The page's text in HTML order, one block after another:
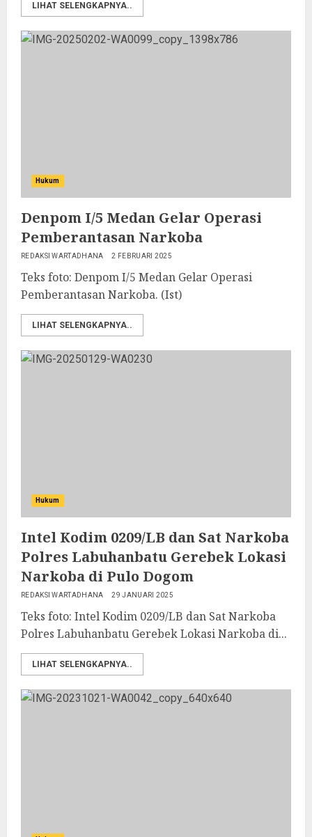
LIHAT SELENGKAPNYA..
Hukum
Denpom I/5 Medan Gelar Operasi
Pemberantasan Narkoba
REDAKSI WARTADHANA 2 FEBRUARI 2025
Teks foto: Denpom I/5 Medan Gelar Operasi
Pemberantasan Narkoba. (Ist)
LIHAT SELENGKAPNYA..
Hukum
Intel Kodim 0209/LB dan Sat Narkoba
Polres Labuhanbatu Gerebek Lokasi
Narkoba di Pulo Dogom
REDAKSI WARTADHANA 29 JANUARI 2025
Teks foto: Intel Kodim 0209/LB dan Sat Narkoba
Polres Labuhanbatu Gerebek Lokasi Narkoba di...
LIHAT SELENGKAPNYA..